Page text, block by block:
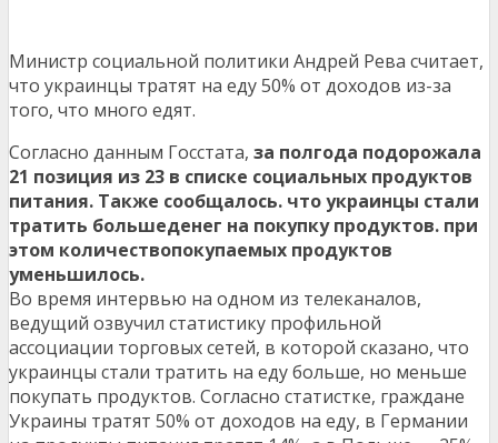
Министр социальной политики Андрей Рева считает,
что украинцы тратят на еду 50% от доходов из-за
того, что много едят.
Согласно данным Госстата, за полгода подорожала
21 позиция из 23 в списке социальных продуктов
питания. Также сообщалось. что украинцы стали
тратить большеденег на покупку продуктов. при
этом количествопокупаемых продуктов
уменьшилось.
Во время интервью на одном из телеканалов,
ведущий озвучил статистику профильной
ассоциации торговых сетей, в которой сказано, что
украинцы стали тратить на еду больше, но меньше
покупать продуктов. Согласно статистке, граждане
Украины тратят 50% от доходов на еду, в Германии